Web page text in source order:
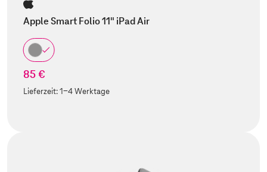
Apple Smart Folio 11" iPad Air
85 €
Lieferzeit:1-4 Werktage